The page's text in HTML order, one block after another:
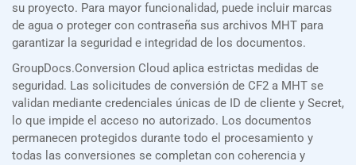
su proyecto. Para mayor funcionalidad, puede incluir marcas
de agua o proteger con contraseña sus archivos MHT para
garantizar la seguridad e integridad de los documentos.
GroupDocs.Conversion Cloud aplica estrictas medidas de
seguridad. Las solicitudes de conversión de CF2 a MHT se
validan mediante credenciales únicas de ID de cliente y Secret,
lo que impide el acceso no autorizado. Los documentos
permanecen protegidos durante todo el procesamiento y
todas las conversiones se completan con coherencia y